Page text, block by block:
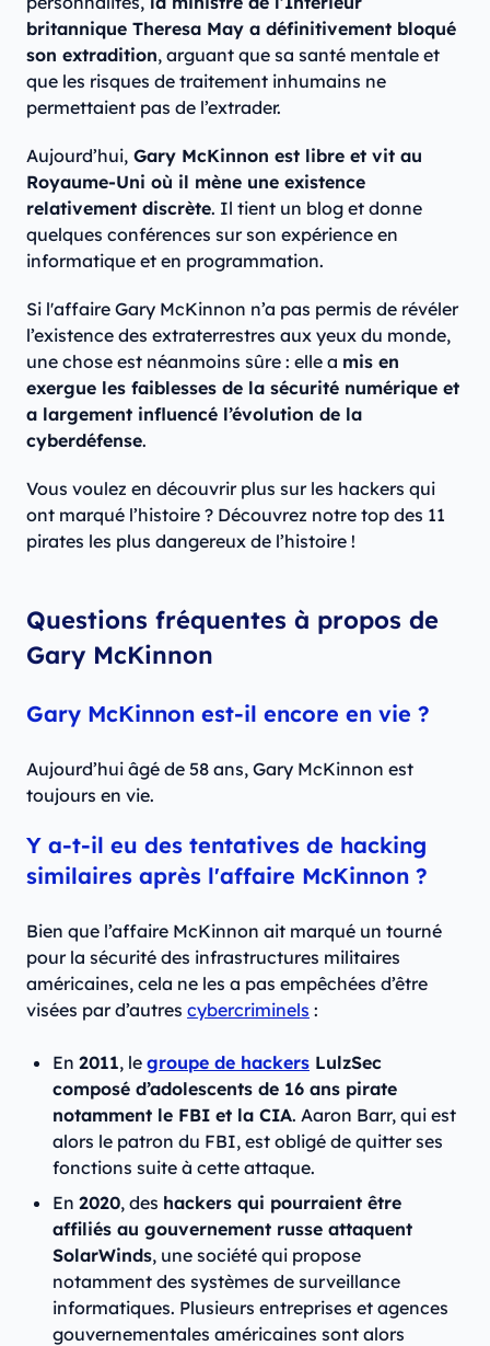
britannique Theresa May a définitivement bloqué
son extradition, arguant que sa santé mentale et
que les risques de traitement inhumains ne
permettaient pas de l’extrader.
Aujourd’hui, Gary McKinnon est libre et vit au
Royaume-Uni où il mène une existence
relativement discrète. Il tient un blog et donne
quelques conférences sur son expérience en
informatique et en programmation.
Si l'affaire Gary McKinnon n’a pas permis de révéler
l’existence des extraterrestres aux yeux du monde,
une chose est néanmoins sûre : elle a mis en
exergue les faiblesses de la sécurité numérique et
a largement influencé l’évolution de la
cyberdéfense.
Vous voulez en découvrir plus sur les hackers qui
ont marqué l’histoire ? Découvrez notre top des 11
pirates les plus dangereux de l’histoire !
Questions fréquentes à propos de
Gary McKinnon
Gary McKinnon est-il encore en vie ?
Aujourd’hui âgé de 58 ans, Gary McKinnon est
toujours en vie.
Y a-t-il eu des tentatives de hacking
similaires après l'affaire McKinnon ?
Bien que l’affaire McKinnon ait marqué un tourné
pour la sécurité des infrastructures militaires
américaines, cela ne les a pas empêchées d’être
visées par d’autres cybercriminels :
En 2011, le groupe de hackers LulzSec
composé d’adolescents de 16 ans pirate
notamment le FBI et la CIA. Aaron Barr, qui est
alors le patron du FBI, est obligé de quitter ses
fonctions suite à cette attaque.
En 2020, des hackers qui pourraient être
affiliés au gouvernement russe attaquent
SolarWinds, une société qui propose
notamment des systèmes de surveillance
informatiques. Plusieurs entreprises et agences
gouvernementales américaines sont alors